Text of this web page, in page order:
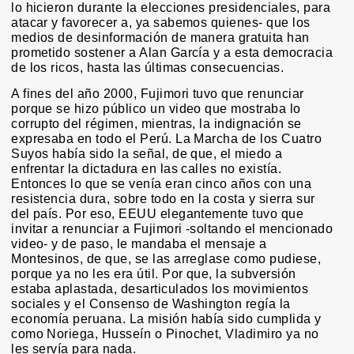
lo hicieron durante la elecciones presidenciales, para
atacar y favorecer a, ya sabemos quienes- que los
medios de desinformación de manera gratuita han
prometido sostener a Alan García y a esta democracia
de los ricos, hasta las últimas consecuencias.
A fines del año 2000, Fujimori tuvo que renunciar
porque se hizo público un video que mostraba lo
corrupto del régimen, mientras, la indignación se
expresaba en todo el Perú. La Marcha de los Cuatro
Suyos había sido la señal, de que, el miedo a
enfrentar la dictadura en las calles no existía.
Entonces lo que se venía eran cinco años con una
resistencia dura, sobre todo en la costa y sierra sur
del país. Por eso, EEUU elegantemente tuvo que
invitar a renunciar a Fujimori -soltando el mencionado
video- y de paso, le mandaba el mensaje a
Montesinos, de que, se las arreglase como pudiese,
porque ya no les era útil. Por que, la subversión
estaba aplastada, desarticulados los movimientos
sociales y el Consenso de Washington regía la
economía peruana. La misión había sido cumplida y
como Noriega, Husseín o Pinochet, Vladimiro ya no
les servía para nada.